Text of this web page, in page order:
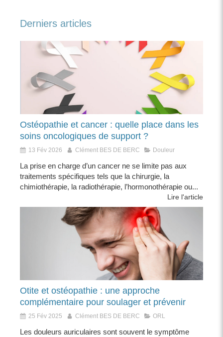
Derniers articles
Ostéopathie et cancer : quelle place dans les
soins oncologiques de support ?
13 Fév 2026 Clément BES DE BERC Douleur
La prise en charge d’un cancer ne se limite pas aux
traitements spécifiques tels que la chirurgie, la
chimiothérapie, la radiothérapie, l’hormonothérapie ou...
Lire l'article
Otite et ostéopathie : une approche
complémentaire pour soulager et prévenir
25 Fév 2025 Clément BES DE BERC ORL
Les douleurs auriculaires sont souvent le symptôme